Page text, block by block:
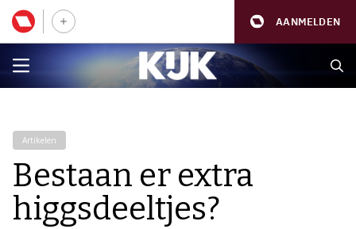
AANMELDEN
Artikelen
Bestaan er extra
higgsdeeltjes?